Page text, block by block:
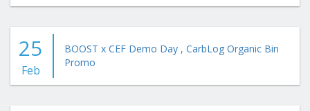
25
Feb
BOOST x CEF Demo Day , CarbLog Organic Bin
Promo